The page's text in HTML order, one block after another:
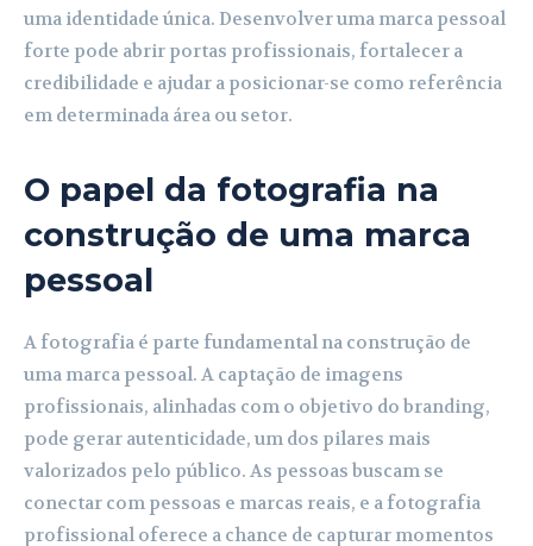
uma identidade única. Desenvolver uma marca pessoal
forte pode abrir portas profissionais, fortalecer a
credibilidade e ajudar a posicionar-se como referência
em determinada área ou setor.
O papel da fotografia na
construção de uma marca
pessoal
A fotografia é parte fundamental na construção de
uma marca pessoal. A captação de imagens
profissionais, alinhadas com o objetivo do branding,
pode gerar autenticidade, um dos pilares mais
valorizados pelo público. As pessoas buscam se
conectar com pessoas e marcas reais, e a fotografia
profissional oferece a chance de capturar momentos